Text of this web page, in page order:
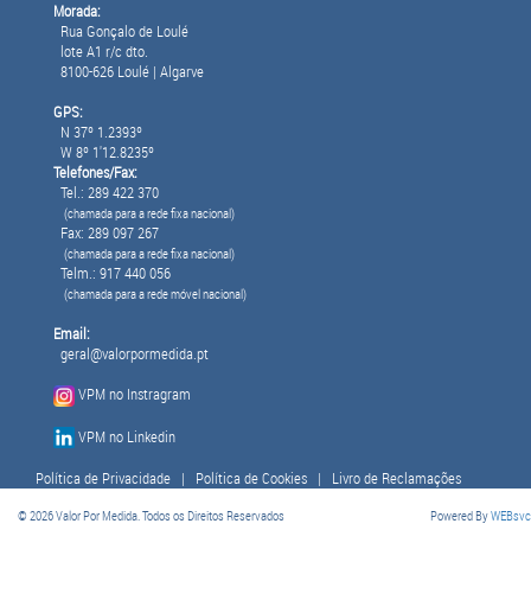
Morada:
Rua Gonçalo de Loulé
lote A1 r/c dto.
8100-626 Loulé | Algarve
GPS:
N 37º 1.2393º
W 8º 1'12.8235º
Telefones/Fax:
Tel.: 289 422 370
(chamada para a rede fixa nacional)
Fax: 289 097 267
(chamada para a rede fixa nacional)
Telm.: 917 440 056
(chamada para a rede móvel nacional)
Email:
geral@valorpormedida.pt
VPM no Instragram
VPM no Linkedin
Política de Privacidade | Política de Cookies | Livro de Reclamações
© 2026 Valor Por Medida. Todos os Direitos Reservados Powered ByWEBsvc